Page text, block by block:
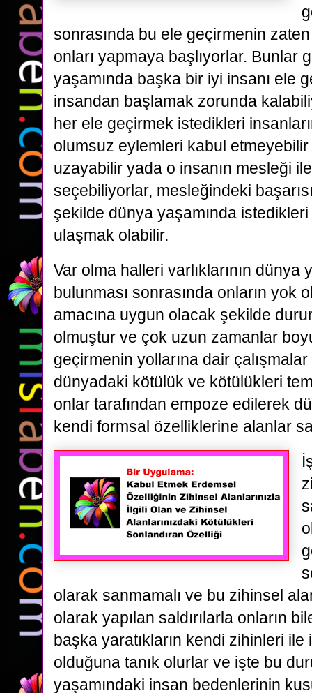
sonrasında bu ele geçirmenin
onları yapmaya başlıyorlar. Bunlar
yaşamında başka bir iyi insanı ele
insandan başlamak zorunda
her ele geçirmek istedikleri
olumsuz eylemleri kabul
uzayabilir yada o insanın mesleği
seçebiliyorlar, mesleğindeki
şekilde dünya yaşamında
ulaşmak olabilir.
Var olma halleri varlıklarının dünya
bulunması sonrasında onların yok
amacına uygun olacak şekilde
olmuştur ve çok uzun zamanlar
geçirmenin yollarına dair
dünyadaki kötülük ve kötülükleri
onlar tarafından empoze edilerek
kendi formsal özelliklerine alanlar
olarak sanmamalı ve bu zihinsel
olarak yapılan saldırılarla onların
başka yaratıkların kendi zihinleri
olduğuna tanık olurlar ve işte bu
yaşamındaki insan bedenlerinin